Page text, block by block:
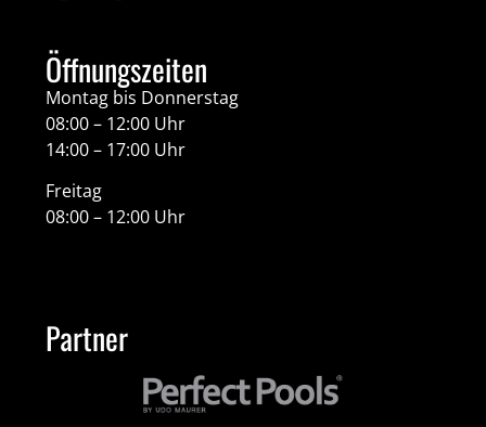
Öffnungszeiten
Montag bis Donnerstag
08:00 – 12:00 Uhr
14:00 – 17:00 Uhr
Freitag
08:00 – 12:00 Uhr
Partner